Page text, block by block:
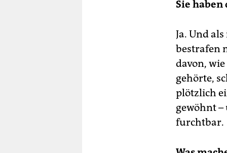
Sie haben
Ja. Und
bestrafen
davon,
gehörte,
plötzlich
gewöhnt
furchtbar.